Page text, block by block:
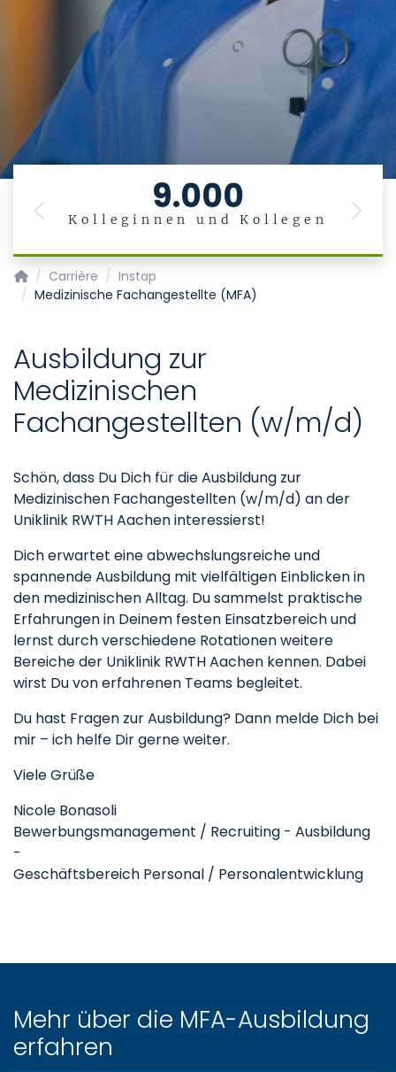
9.000
Kolleginnen und Kollegen
Previous Next
Startpagina
Carrière
Instap
Medizinische Fachangestellte (MFA)
Ausbildung zur
Medizinischen
Fachangestellten (w/m/d)
Schön, dass Du Dich für die Ausbildung zur
Medizinischen Fachangestellten (w/m/d) an der
Uniklinik RWTH Aachen interessierst!
Dich erwartet eine abwechslungsreiche und
spannende Ausbildung mit vielfältigen Einblicken in
den medizinischen Alltag. Du sammelst praktische
Erfahrungen in Deinem festen Einsatzbereich und
lernst durch verschiedene Rotationen weitere
Bereiche der Uniklinik RWTH Aachen kennen. Dabei
wirst Du von erfahrenen Teams begleitet.
Du hast Fragen zur Ausbildung? Dann melde Dich bei
mir – ich helfe Dir gerne weiter.
Viele Grüße
Nicole Bonasoli
Bewerbungsmanagement / Recruiting - Ausbildung
-
Geschäftsbereich Personal / Personalentwicklung
Mehr über die MFA-Ausbildung
erfahren